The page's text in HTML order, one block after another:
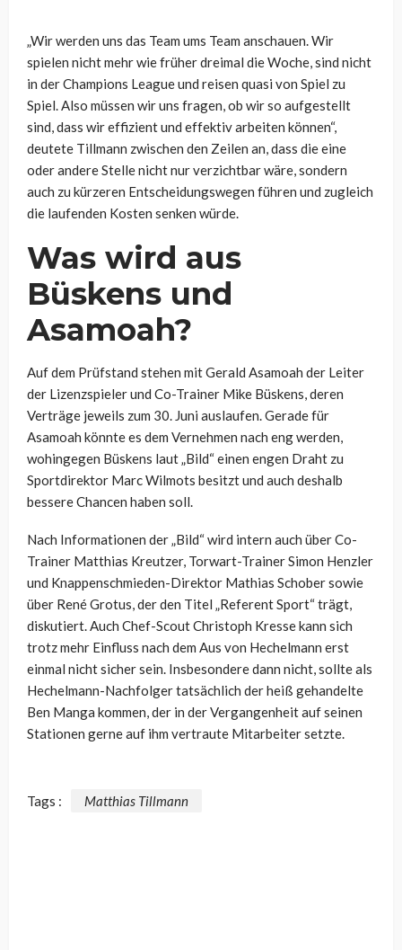
„Wir werden uns das Team ums Team anschauen. Wir
spielen nicht mehr wie früher dreimal die Woche, sind nicht
in der Champions League und reisen quasi von Spiel zu
Spiel. Also müssen wir uns fragen, ob wir so aufgestellt
sind, dass wir effizient und effektiv arbeiten können“,
deutete Tillmann zwischen den Zeilen an, dass die eine
oder andere Stelle nicht nur verzichtbar wäre, sondern
auch zu kürzeren Entscheidungswegen führen und zugleich
die laufenden Kosten senken würde.
Was wird aus
Büskens und
Asamoah?
Auf dem Prüfstand stehen mit Gerald Asamoah der Leiter
der Lizenzspieler und Co-Trainer Mike Büskens, deren
Verträge jeweils zum 30. Juni auslaufen. Gerade für
Asamoah könnte es dem Vernehmen nach eng werden,
wohingegen Büskens laut „Bild“ einen engen Draht zu
Sportdirektor Marc Wilmots besitzt und auch deshalb
bessere Chancen haben soll.
Nach Informationen der „Bild“ wird intern auch über Co-
Trainer Matthias Kreutzer, Torwart-Trainer Simon Henzler
und Knappenschmieden-Direktor Mathias Schober sowie
über René Grotus, der den Titel „Referent Sport“ trägt,
diskutiert. Auch Chef-Scout Christoph Kresse kann sich
trotz mehr Einfluss nach dem Aus von Hechelmann erst
einmal nicht sicher sein. Insbesondere dann nicht, sollte als
Hechelmann-Nachfolger tatsächlich der heiß gehandelte
Ben Manga kommen, der in der Vergangenheit auf seinen
Stationen gerne auf ihm vertraute Mitarbeiter setzte.
Tags : Matthias Tillmann